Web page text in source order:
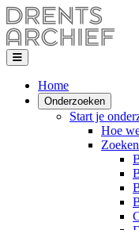
Home
Onderzoeken
Start je
Hoe